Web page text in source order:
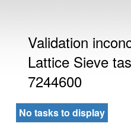
Validation
Lattice Sieve
7244600
No tasks to display